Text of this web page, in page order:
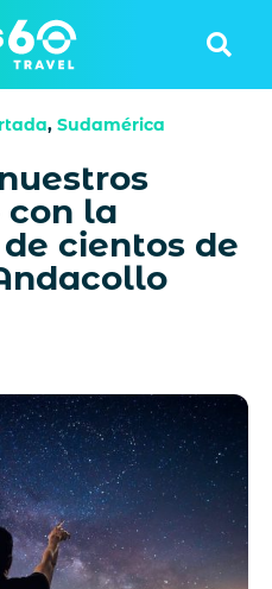
, Sudamérica
con la
cientos de